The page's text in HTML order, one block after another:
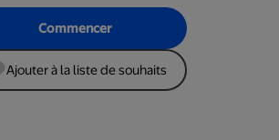
Commencer
Ajouter à la liste de souhaits